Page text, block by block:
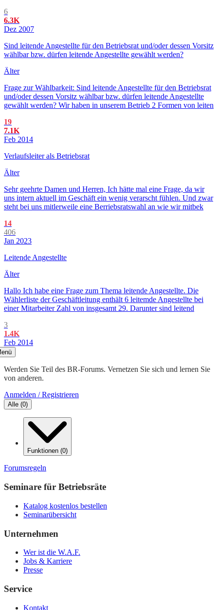
6
6.3K
Dez 2007
Sind leitende Angestellte für den Betriebsrat und/oder dessen Vorsitz
wählbar bzw. dürfen leitende Angestellte gewählt werden?
Älter
Frage zur Wählbarkeit: Sind leitende Angestellte für den Betriebsrat
und/oder dessen Vorsitz wählbar bzw. dürfen leitende Angestellte
gewählt werden? Wir haben in unserem Betrieb 2 Formen von leiten
19
7.1K
Feb 2014
Verlaufsleiter als Betriebsrat
Älter
Sehr geehrte Damen und Herren, Ich hätte mal eine Frage, da wir
uns intern aktuell im Geschäft ein wenig verarscht fühlen. Und zwar
steht bei uns mitlerweile eine Berriebsratswahl an wie wir mitbek
14
406
Jan 2023
Leitende Angestellte
Älter
Hallo Ich habe eine Frage zum Thema leitende Angestellte. Die
Wählerliste der Geschäftleitung enthält 6 leitemde Angestellte bei
einer Mitarbeiter Zahl von insgesamt 29. Darunter sind leitend
3
1.4K
Feb 2014
Werden Sie Teil des BR-Forums. Vernetzen Sie sich und lernen Sie
von anderen.
Anmelden / Registrieren
Alle (0)
Funktionen (0)
Forumsregeln
Seminare für Betriebsräte
Katalog kostenlos bestellen
Seminarübersicht
Unternehmen
Wer ist die W.A.F.
Jobs & Karriere
Presse
Service
Kontakt